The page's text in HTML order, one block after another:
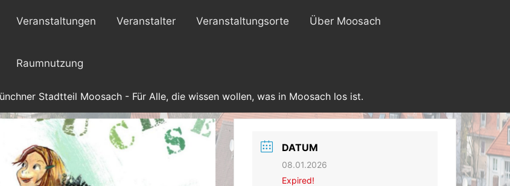
Veranstaltungen Veranstalter Veranstaltungsorte Über Moosach
Raumnutzung
Stadtteil Moosach - Für Alle, die wissen wollen, was in Moosach los ist.
DATUM
08.01.2026
Expired!